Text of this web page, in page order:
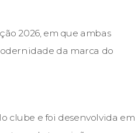
2026, em que ambas
da marca do
clube e foi desenvolvida em